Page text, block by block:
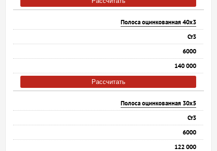
Полоса оцинкованная 40х3
Ст3
6000
140 000
Рассчитать
Полоса оцинкованная 30х5
Ст3
6000
122 000